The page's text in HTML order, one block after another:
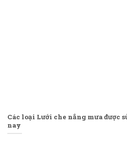
Các loại Lưới che nắng mưa được
nay